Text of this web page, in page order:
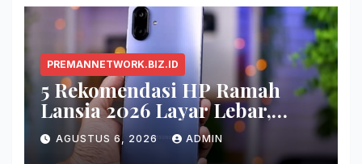
PREMANNETWORK.BIZ.ID
5 Rekomendasi HP Ramah
Lansia 2026 Layar Lebar,
Menu Simpel, dan Baterai
Awet
AGUSTUS 6, 2026 ADMIN